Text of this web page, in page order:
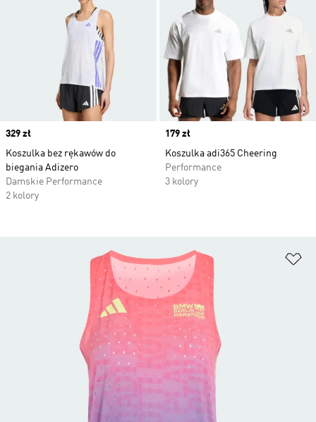
Price
329 zł
Koszulka bez rękawów do
biegania Adizero
Damskie Performance
2 kolory
Price
179 zł
Koszulka adi365 Cheering
Performance
3 kolory